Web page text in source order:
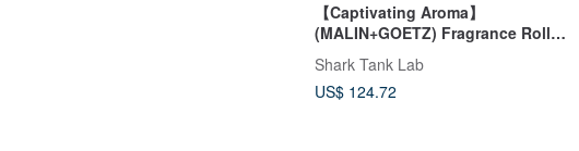
【Captivating Aroma】
(MALIN+GOETZ) Fragrance Roller
Bottle 7ml 2-Pack Hemp Rum
Shark Tank Lab
US$ 124.72